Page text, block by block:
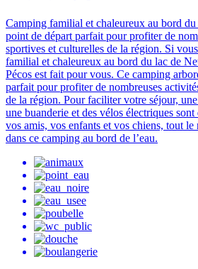
Camping familial et chaleureux au bord
point de départ parfait pour profiter de
sportives et culturelles de la région. Si
familial et chaleureux au bord du lac de
Pécos est fait pour vous. Ce camping
parfait pour profiter de nombreuses
de la région. Pour faciliter votre séjour,
une buanderie et des vélos électriques
vos amis, vos enfants et vos chiens, tout le
dans ce camping au bord de l’eau.